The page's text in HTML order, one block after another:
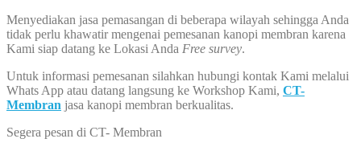
Menyediakan jasa pemasangan di beberapa wilayah sehingga Anda
tidak perlu khawatir mengenai pemesanan kanopi membran karena
Kami siap datang ke Lokasi Anda Free survey.
Untuk informasi pemesanan silahkan hubungi kontak Kami melalui
Whats App atau datang langsung ke Workshop Kami, CT-
Membran jasa kanopi membran berkualitas.
Segera pesan di CT- Membran